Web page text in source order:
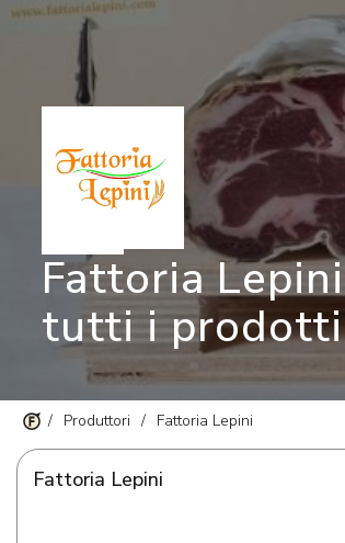
Fattoria Lepini
tutti i prodotti
/ Produttori / Fattoria Lepini
Fattoria Lepini